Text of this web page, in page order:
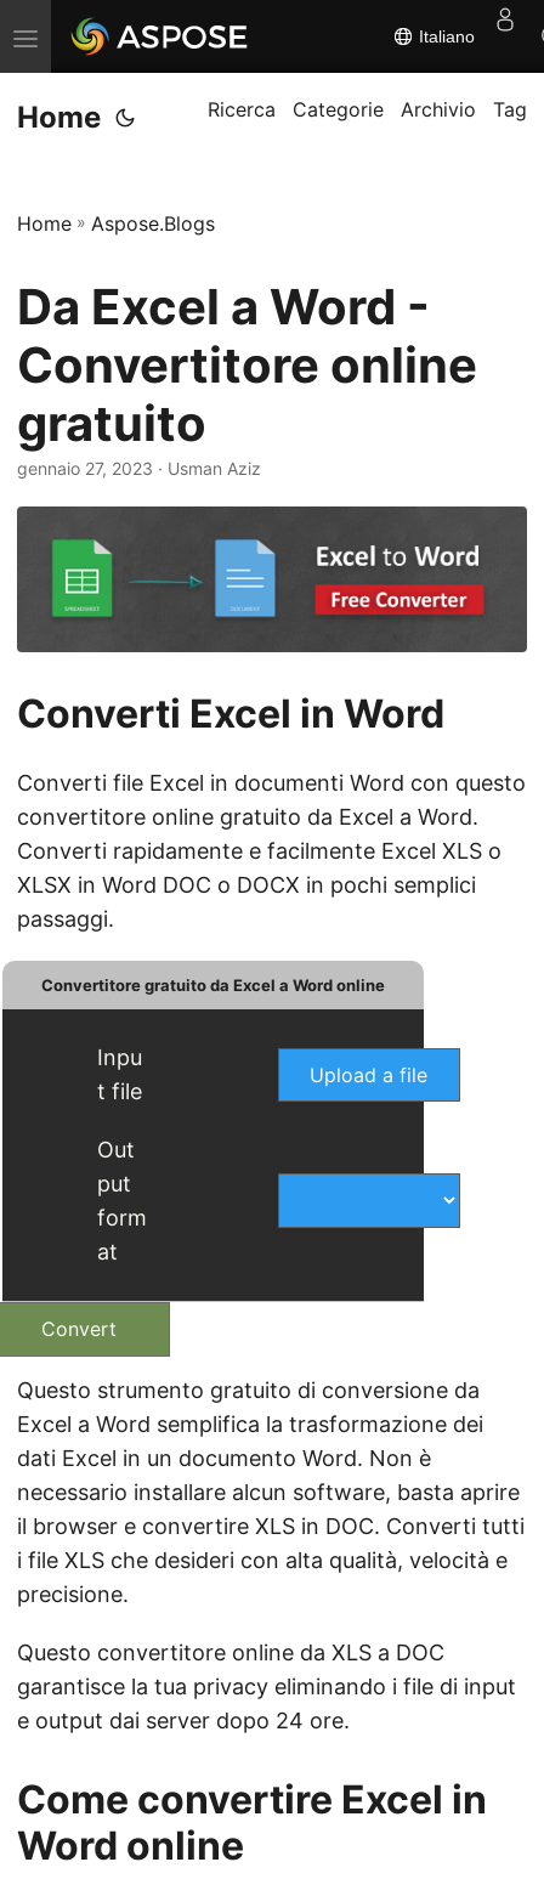
A
t
t
a
i
s
a
t
t
i
v
g
z
i
o
n
e
Italiano
Home Ricerca Categorie Archivio Tag
Home » Aspose.Blogs
Da Excel a Word -
Convertitore online
gratuito
gennaio 27, 2023 · Usman Aziz
Converti Excel in Word
Converti file Excel in documenti Word con questo
convertitore online gratuito da Excel a Word.
Converti rapidamente e facilmente Excel XLS o
XLSX in Word DOC o DOCX in pochi semplici
passaggi.
Convertitore gratuito da Excel a Word online
Inpu
t file
Upload a file
Out
put
form
at
Convert
Questo strumento gratuito di conversione da
Excel a Word semplifica la trasformazione dei
dati Excel in un documento Word. Non è
necessario installare alcun software, basta aprire
il browser e convertire XLS in DOC. Converti tutti
i file XLS che desideri con alta qualità, velocità e
precisione.
Questo convertitore online da XLS a DOC
garantisce la tua privacy eliminando i file di input
e output dai server dopo 24 ore.
Come convertire Excel in
Word online